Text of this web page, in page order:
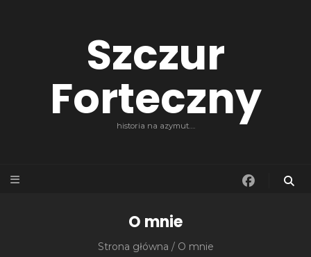
Szczur
Forteczny
historia na azymut….
O mnie
Strona główna / O mnie